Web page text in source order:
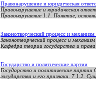
Правонарушение и юридическая
Правонарушение и
Правонарушение 1.1. Понятие,
Законотворческий процесс и механизм
Законотворческий процесс и
Кафедра теории государства и
Государство и политические партии
Государство и политические
государства и его признаки. 7 1.2.